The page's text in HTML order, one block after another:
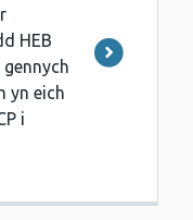
HEB
gennych
yn eich
i